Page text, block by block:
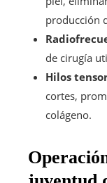
producción
de cirugía
Hilos
cortes,
colágeno.